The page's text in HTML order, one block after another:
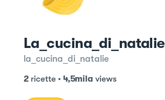
La_cucina_di_natalie
la_cucina_di_natalie
2 ricette• 4,5mila views